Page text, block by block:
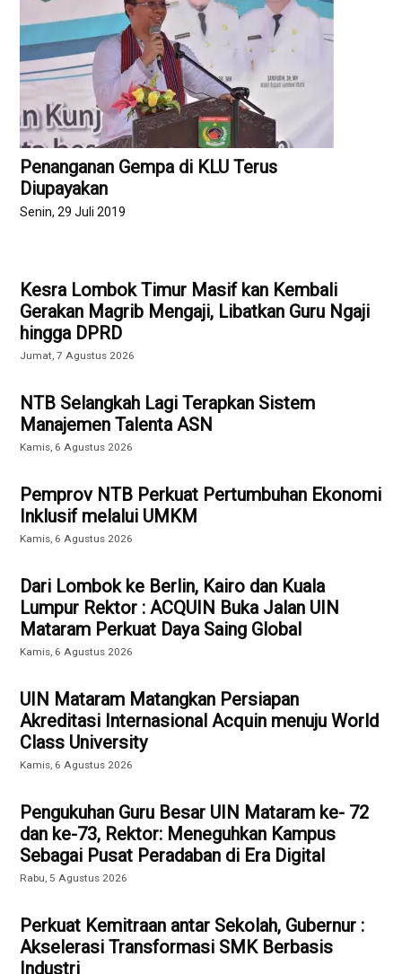
Penanganan Gempa di KLU Terus
Diupayakan
Senin, 29 Juli 2019
Kesra Lombok Timur Masif kan Kembali
Gerakan Magrib Mengaji, Libatkan Guru Ngaji
hingga DPRD
Jumat, 7 Agustus 2026
NTB Selangkah Lagi Terapkan Sistem
Manajemen Talenta ASN
Kamis, 6 Agustus 2026
Pemprov NTB Perkuat Pertumbuhan Ekonomi
Inklusif melalui UMKM
Kamis, 6 Agustus 2026
Dari Lombok ke Berlin, Kairo dan Kuala
Lumpur Rektor : ACQUIN Buka Jalan UIN
Mataram Perkuat Daya Saing Global
Kamis, 6 Agustus 2026
UIN Mataram Matangkan Persiapan
Akreditasi Internasional Acquin menuju World
Class University
Kamis, 6 Agustus 2026
Pengukuhan Guru Besar UIN Mataram ke- 72
dan ke-73, Rektor: Meneguhkan Kampus
Sebagai Pusat Peradaban di Era Digital
Rabu, 5 Agustus 2026
Perkuat Kemitraan antar Sekolah, Gubernur :
Akselerasi Transformasi SMK Berbasis
Industri